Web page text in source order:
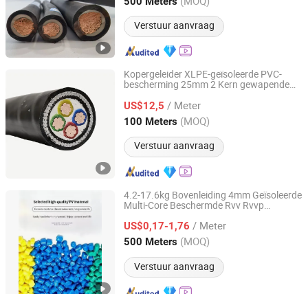
Verstuur aanvraag
Kopergeleider XLPE-geïsoleerde PVC-
bescherming 25mm 2 Kern gewapende
US$12,5 / Meter
100 Meters (MOQ)
Verstuur aanvraag
Chang'an International Trade (Henan) Co., Ltd.
Henan, China Sinds 2026
4.2-17.6kg Bovenleiding 4mm Geïsoleerde
Multi-Core Beschermde Rvv Rvvp
US$0,17-1,76 / Meter
500 Meters (MOQ)
Verstuur aanvraag
Inner Mongolia Zhengbiao Jinda Cable Co., Ltd.
InnerMongolia, China Sinds 2026